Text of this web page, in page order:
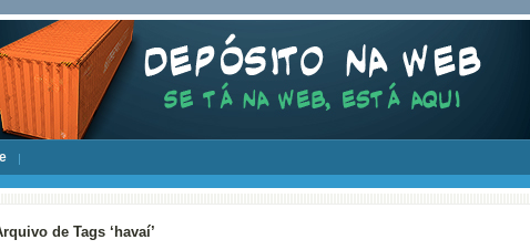
de Tags ‘havaí’